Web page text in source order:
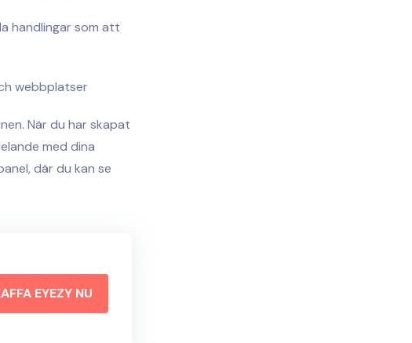
handlingar som att
webbplatser
När du har skapat
med dina
där du kan se
EYEZY NU